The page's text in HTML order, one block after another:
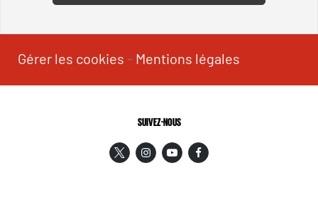
Gérer les cookies - Mentions légales
SUIVEZ-NOUS